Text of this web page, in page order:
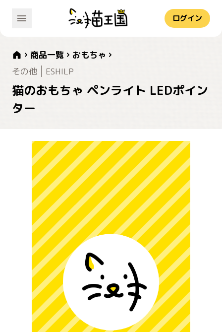
ログイン
商品一覧
おもちゃ
その他
ESHILP
猫のおもちゃ ペンライト LEDポイン
ター